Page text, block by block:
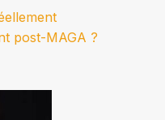
post-MAGA ?